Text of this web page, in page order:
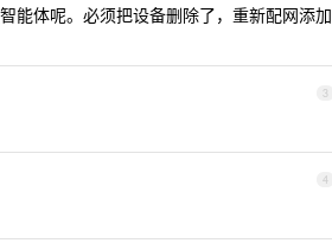
能体呢。必须把设备删除了，重新配网添加
3
4